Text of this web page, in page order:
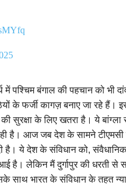
में पश्चिम बंगाल की पहचान को भी
के फर्जी कागज़ बनाए जा रहे हैं।
सुरक्षा के लिए खतरा है। ये
है। आज जब देश के सामने टीएमसी
है। ये देश के संविधान को,
लेकिन मैं दुर्गापुर की धरती से
भारत के संविधान के तहत न्याय-